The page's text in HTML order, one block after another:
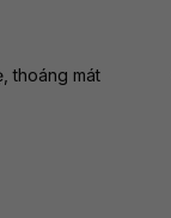
thoáng mát